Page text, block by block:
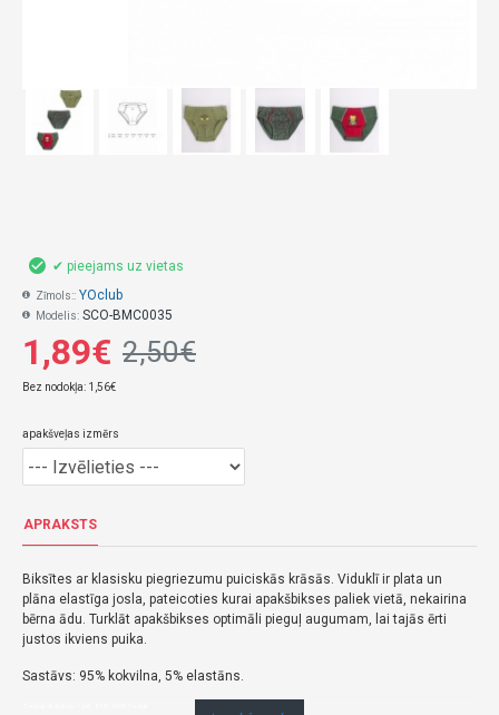
1,89€ 2,50€
Bez nodokļa: 1,56€
✔ pieejams uz vietas
Zīmols:: YOclub
Modelis: SCO-BMC0035
apakšveļas izmērs
APRAKSTS
Biksītes ar klasisku piegriezumu puiciskās krāsās. Viduklī ir plata un
plāna elastīga josla, pateicoties kurai apakšbikses paliek vietā, nekairina
bērna ādu. Turklāt apakšbikses optimāli pieguļ augumam, lai tajās ērti
justos ikviens puika.
Sastāvs: 95% kokvilna, 5% elastāns.